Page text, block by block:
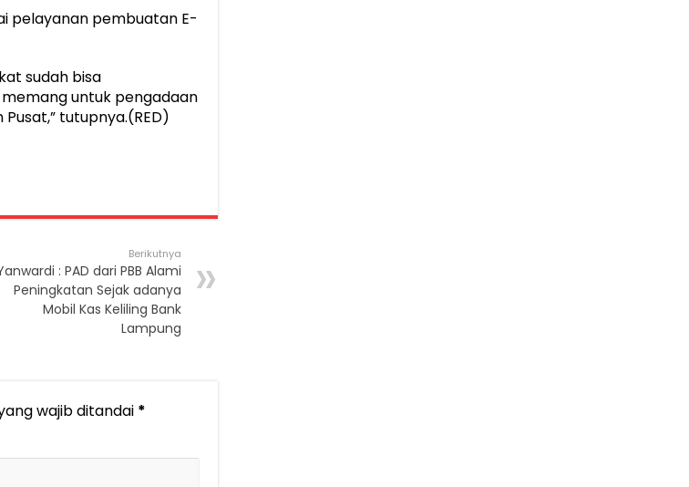
pelayanan pembuatan E-
sudah bisa
untuk pengadaan
tutupnya.(RED)
Berikutnya
: PAD dari PBB Alami
Peningkatan Sejak adanya
Mobil Kas Keliling Bank
Lampung
wajib ditandai *